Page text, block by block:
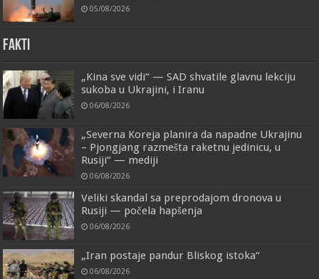
05/08/2026
FAKTI
„Kina sve vidi“ — SAD shvatile glavnu lekciju
sukoba u Ukrajini, i Iranu
06/08/2026
„Severna Koreja planira da napadne Ukrajinu
– Pjongjang razmešta raketnu jedinicu, u
Rusiji“ — mediji
06/08/2026
Veliki skandal sa preprodajom dronova u
Rusiji — počela hapšenja
06/08/2026
„Iran postaje pandur Bliskog istoka“
06/08/2026